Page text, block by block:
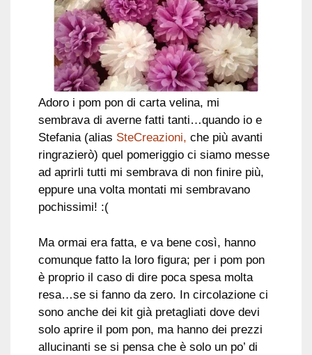
Adoro i pom pon di carta velina, mi
sembrava di averne fatti tanti…quando io e
Stefania (alias SteCreazioni, che più avanti
ringrazierò) quel pomeriggio ci siamo messe
ad aprirli tutti mi sembrava di non finire più,
eppure una volta montati mi sembravano
pochissimi! :(
Ma ormai era fatta, e va bene così, hanno
comunque fatto la loro figura; per i pom pon
è proprio il caso di dire poca spesa molta
resa…se si fanno da zero. In circolazione ci
sono anche dei kit già pretagliati dove devi
solo aprire il pom pon, ma hanno dei prezzi
allucinanti se si pensa che è solo un po’ di